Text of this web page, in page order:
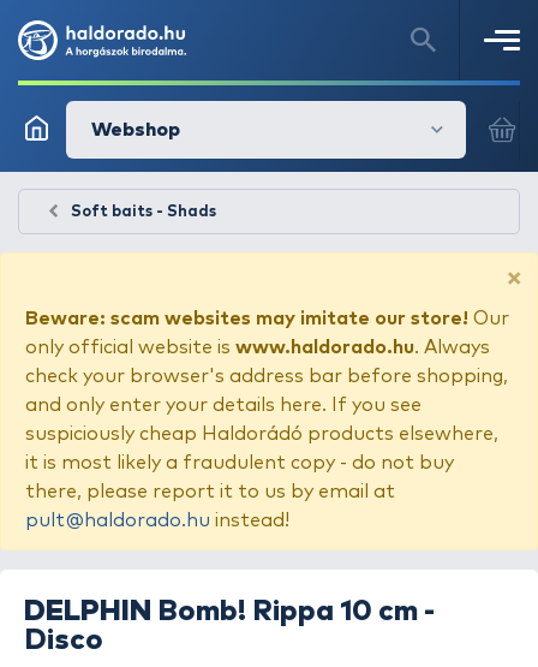
Webshop
Soft baits - Shads
×
Beware: scam websites may imitate our store! Our
only official website is www.haldorado.hu. Always
check your browser's address bar before shopping,
and only enter your details here. If you see
suspiciously cheap Haldorádó products elsewhere,
it is most likely a fraudulent copy - do not buy
there, please report it to us by email at
pult@haldorado.hu instead!
DELPHIN
Bomb! Rippa 10 cm -
Disco